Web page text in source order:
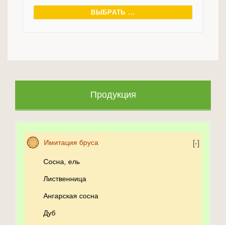
Продукция
Имитация бруса
Сосна, ель
Лиственница
Ангарская сосна
Дуб
ВЫБРАТЬ ...